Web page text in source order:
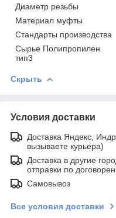
Диаметр резьбы
Материал муфты
Стандарты производства
Сырье Полипропилен
тип3
Скрыть
Условия доставки
Доставка Яндекс,
вызываете курьера)
Доставка в другие
отправки по
Самовывоз
Все условия доставки